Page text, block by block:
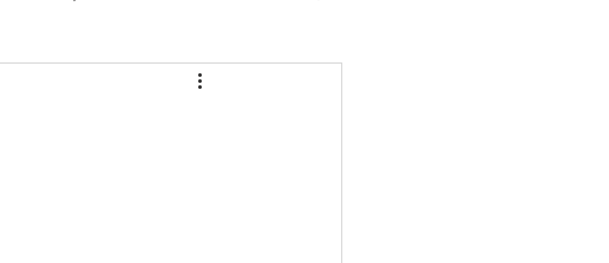
Inventário